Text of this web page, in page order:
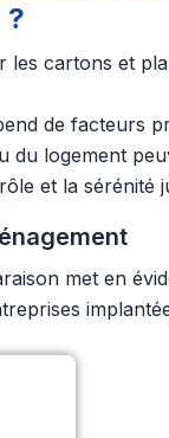
?
cartons et
de facteurs
logement
et la sérénité
met en